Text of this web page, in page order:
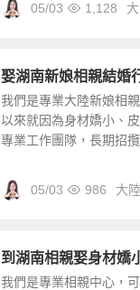
05/03 1,128
娶湖南新娘相親結婚
我們是專業大陸新娘相
以來就因為身材嬌小、
專業工作團隊，長期招攬
05/03 986 大
到湖南相親娶身材嬌
我們是專業相親中心，